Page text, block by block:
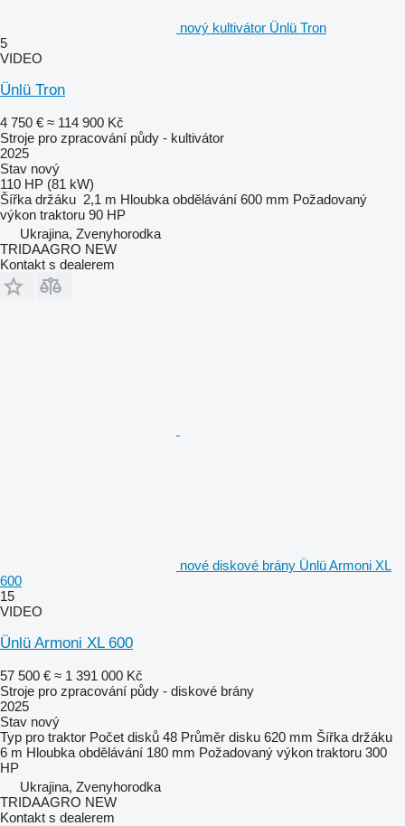
nový kultivátor Ünlü Tron
5
VIDEO
Ünlü Tron
4 750 € ≈ 114 900 Kč
Stroje pro zpracování půdy - kultivátor
2025
Stav nový
110 HP (81 kW)
Šířka držáku 2,1 m Hloubka obdělávání 600 mm Požadovaný
výkon traktoru 90 HP
Ukrajina, Zvenyhorodka
TRIDAAGRO NEW
Kontakt s dealerem
nové diskové brány Ünlü Armoni XL
600
15
VIDEO
Ünlü Armoni XL 600
57 500 € ≈ 1 391 000 Kč
Stroje pro zpracování půdy - diskové brány
2025
Stav nový
Typ pro traktor Počet disků 48 Průměr disku 620 mm Šířka držáku
6 m Hloubka obdělávání 180 mm Požadovaný výkon traktoru 300
HP
Ukrajina, Zvenyhorodka
TRIDAAGRO NEW
Kontakt s dealerem